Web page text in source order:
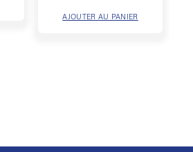
AJOUTER AU PANIER